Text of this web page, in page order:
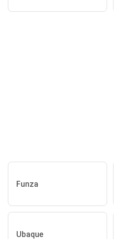
Funza
Ubaque